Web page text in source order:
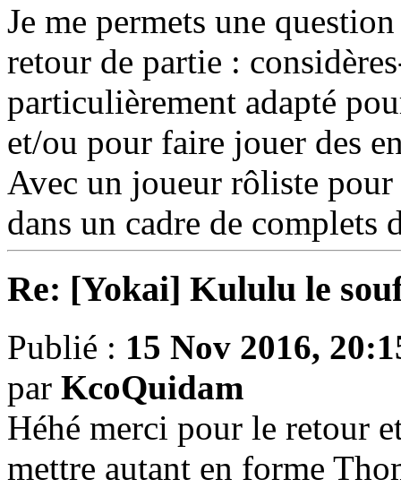
Je me permets une
retour de partie :
particulièrement adapté
et/ou pour faire jouer des
Avec un joueur rôliste
dans un cadre de complets
Re: [Yokai] Kululu le
Publié : 15 Nov 2016,
par KcoQuidam
Héhé merci pour le retour
mettre autant en forme